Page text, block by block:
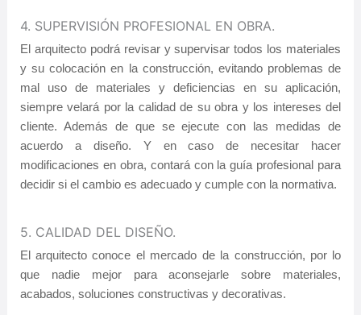
4. SUPERVISIÓN PROFESIONAL EN OBRA.
El arquitecto podrá revisar y supervisar todos los materiales
y su colocación en la construcción, evitando problemas de
mal uso de materiales y deficiencias en su aplicación,
siempre velará por la calidad de su obra y los intereses del
cliente. Además de que se ejecute con las medidas de
acuerdo a diseño. Y en caso de necesitar hacer
modificaciones en obra, contará con la guía profesional para
decidir si el cambio es adecuado y cumple con la normativa.
5. CALIDAD DEL DISEÑO.
El arquitecto conoce el mercado de la construcción, por lo
que nadie mejor para aconsejarle sobre materiales,
acabados, soluciones constructivas y decorativas.